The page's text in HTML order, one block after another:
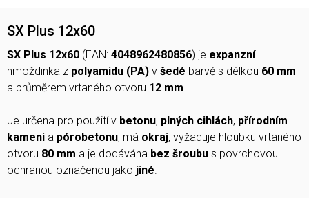
SX Plus 12x60
SX Plus 12x60 (EAN: 4048962480856) je expanzní
hmoždinka z polyamidu (PA) v šedé barvě s délkou 60 mm
a průměrem vrtaného otvoru 12 mm.
Je určena pro použití v betonu, plných cihlách, přírodním
kameni a pórobetonu, má okraj, vyžaduje hloubku vrtaného
otvoru 80 mm a je dodávána bez šroubu s povrchovou
ochranou označenou jako jiné.